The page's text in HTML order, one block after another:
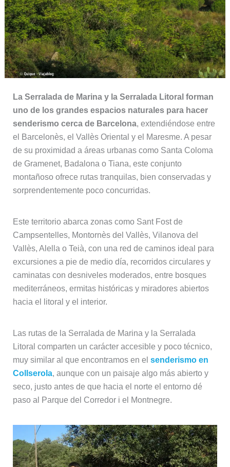
La Serralada de Marina y la Serralada Litoral forman
uno de los grandes espacios naturales para hacer
senderismo cerca de Barcelona, extendiéndose entre
el Barcelonès, el Vallès Oriental y el Maresme. A pesar
de su proximidad a áreas urbanas como Santa Coloma
de Gramenet, Badalona o Tiana, este conjunto
montañoso ofrece rutas tranquilas, bien conservadas y
sorprendentemente poco concurridas.
Este territorio abarca zonas como Sant Fost de
Campsentelles, Montornès del Vallès, Vilanova del
Vallès, Alella o Teià, con una red de caminos ideal para
excursiones a pie de medio día, recorridos circulares y
caminatas con desniveles moderados, entre bosques
mediterráneos, ermitas históricas y miradores abiertos
hacia el litoral y el interior.
Las rutas de la Serralada de Marina y la Serralada
Litoral comparten un carácter accesible y poco técnico,
muy similar al que encontramos en el senderismo en
Collserola, aunque con un paisaje algo más abierto y
seco, justo antes de que hacia el norte el entorno dé
paso al Parque del Corredor i el Montnegre.